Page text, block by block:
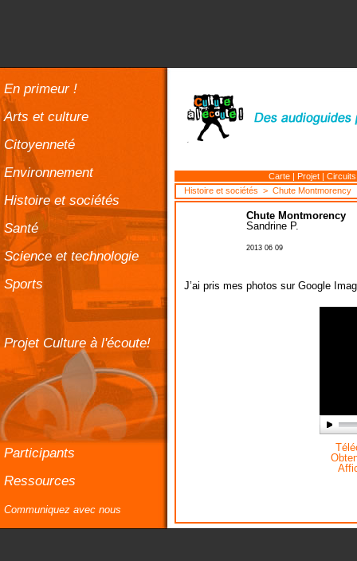
En primeur !
Arts et culture
Citoyenneté
Environnement
Histoire et sociétés
Santé
Science et technologie
Sports
Projet Culture à l'écoute!
Participants
Ressources
Communiquez avec nous
Carte | Projet |
Histoire et sociétés > Chute Montmorency
Chute Montmorency
Sandrine P.
2013 06 09
J’ai pris mes photos sur Google